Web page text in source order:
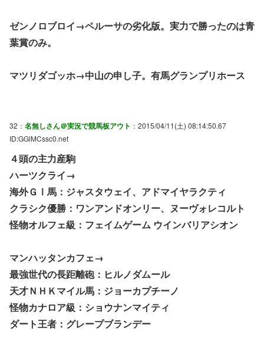
ゼンノロブロイ→ペルーサの劣化版。実力で勝ったのは青
葉賞のみ。
マツリダゴッホ→中山の申し子。有馬グランプリホース
32： 名無しさん＠実況で競馬板アウト ：2015/04/11(土) 08:14:50.67
ID:GGlMCssc0.net
４頭の主力産駒
ハーツクライ→
海外ＧⅠ馬：ジャスタウェイ、アドマイヤラクティ
クラシク優勝：ワンアンドオンリー、ヌーヴォレコルト
怪物オルフェ級：フェイムゲーム ウインバリアシオン
マンハッタンカフェ→
最強世代の長距離砲：ヒルノダムール
天才ＮＨＫマイル馬：ジョーカプチーノ
怪物カナロア級：ショウナンマイティ
ダート王者：グレープブランデー